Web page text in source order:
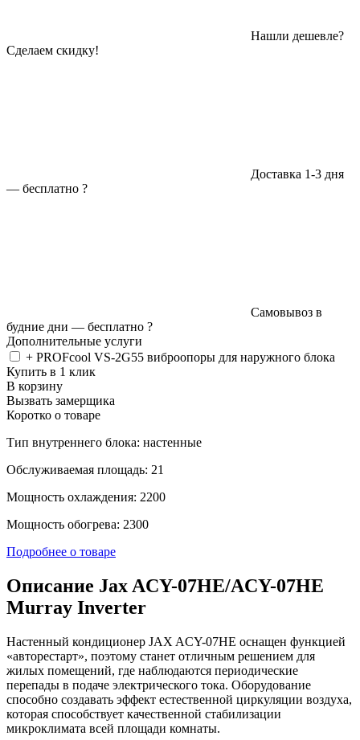
Нашли дешевле?
Сделаем скидку!
Доставка 1-3 дня
— бесплатно ?
Самовывоз в
будние дни — бесплатно ?
Дополнительные услуги
+ PROFcool VS-2G55 виброопоры для наружного блока
Купить в 1 клик
В корзину
Вызвать замерщика
Коротко о товаре
Тип внутреннего блока: настенные
Обслуживаемая площадь: 21
Мощность охлаждения: 2200
Мощность обогрева: 2300
Подробнее о товаре
Описание Jax ACY-07HE/ACY-07HE
Murray Inverter
Настенный кондиционер JAX ACY-07HE оснащен функцией
«авторестарт», поэтому станет отличным решением для
жилых помещений, где наблюдаются периодические
перепады в подаче электрического тока. Оборудование
способно создавать эффект естественной циркуляции воздуха,
которая способствует качественной стабилизации
микроклимата всей площади комнаты.